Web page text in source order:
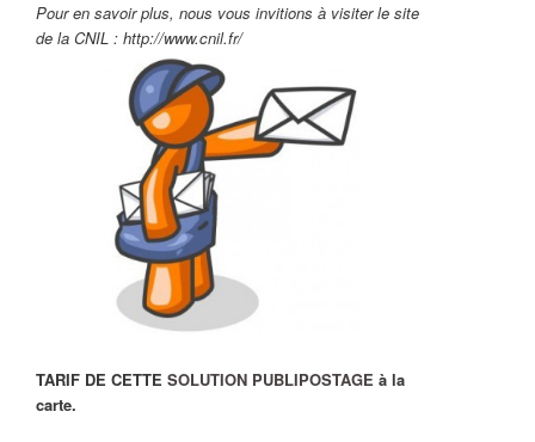
Pour en savoir plus, nous vous invitions à visiter le site
de la CNIL : http://www.cnil.fr/
TARIF DE CETTE SOLUTION PUBLIPOSTAGE à la
carte.